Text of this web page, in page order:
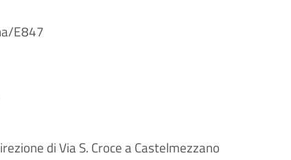
E847
di Via S. Croce a Castelmezzano